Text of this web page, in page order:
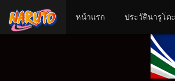
หน้าแรก ประวัตินารูโตะ